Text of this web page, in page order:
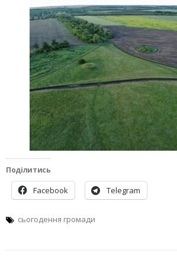
Поділитись
Facebook Telegram
сьогодення громади